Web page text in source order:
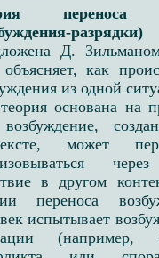
переноса
разрядки)
Д.
как
из одной
основана на
может
в другом
переноса
испытывает
(например,